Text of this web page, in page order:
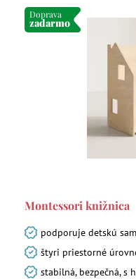
Doprava
zadarmo
Montessori knižnica
podporuje detskú
štyri priestorné
stabilná, bezpečná, s